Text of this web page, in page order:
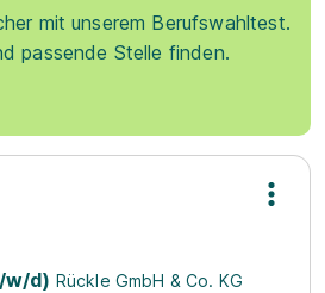
mit unserem Berufswahltest.
passende Stelle finden.
w/d) Rückle GmbH & Co. KG